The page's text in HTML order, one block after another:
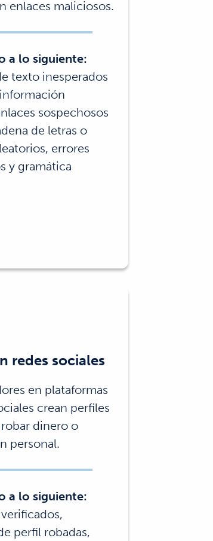
enlaces maliciosos.
a lo siguiente:
texto inesperados
sospechosos
de letras o
errores
y gramática
redes sociales
en plataformas
crean perfiles
dinero o
personal.
a lo siguiente:
perfil robadas,